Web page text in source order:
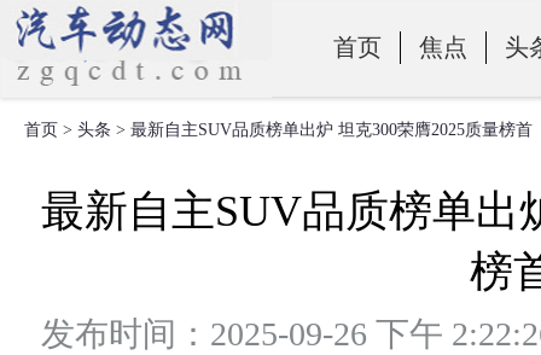
首页 焦点 头
零部件
首页 > 头条 > 最新自主SUV品质榜单出炉 坦克300荣膺2025质量榜首
最新自主SUV品质榜单出
榜
发布时间：2025-09-26 下午